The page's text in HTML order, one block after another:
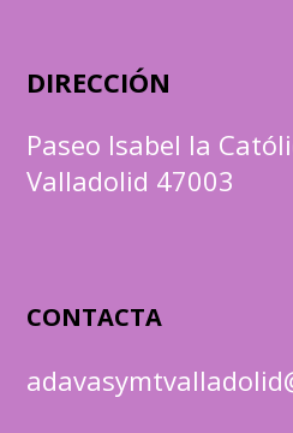
DIRECCIÓN
Paseo Isabel la
Valladolid 47003
CONTACTA